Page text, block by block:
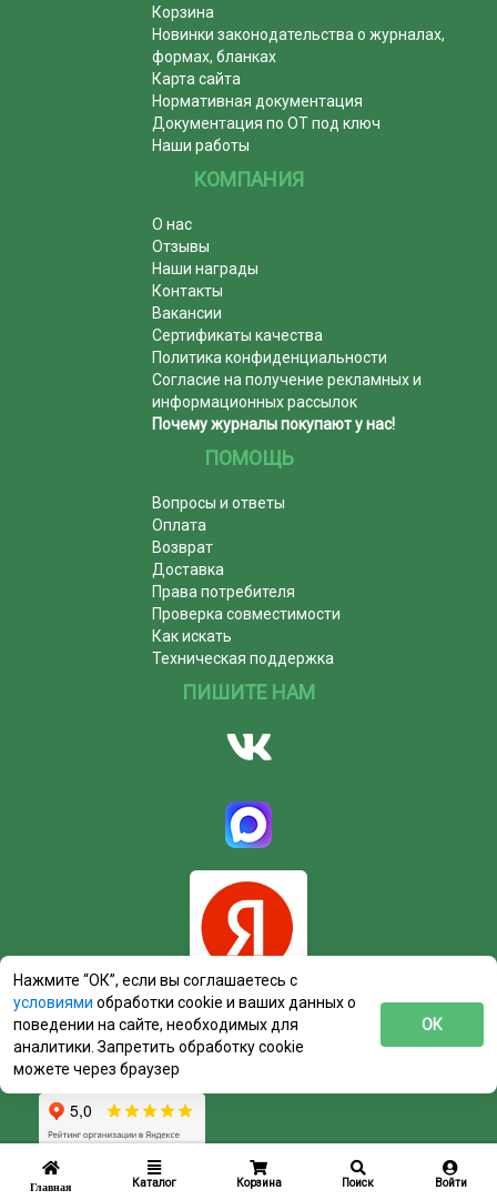
Главная Каталог Корзина Поиск Войти
Корзина
Новинки законодательства о журналах,
формах, бланках
Карта сайта
Нормативная документация
Документация по ОТ под ключ
Наши работы
КОМПАНИЯ
О нас
Отзывы
Наши награды
Контакты
Вакансии
Сертификаты качества
Политика конфиденциальности
Согласие на получение рекламных и
информационных рассылок
Почему журналы покупают у нас!
ПОМОЩЬ
Вопросы и ответы
Оплата
Возврат
Доставка
Права потребителя
Проверка совместимости
Как искать
Техническая поддержка
ПИШИТЕ НАМ
Нажмите “ОК”, если вы соглашаетесь с
условиями обработки cookie и ваших данных о
поведении на сайте, необходимых для
аналитики. Запретить обработку cookie
можете через браузер
ОК